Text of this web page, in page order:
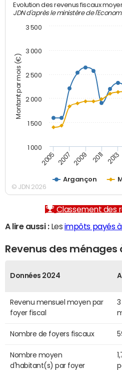
Montant par mois (€)
Evolution des revenus fiscaux
JDN d'après le ministère de
Argançon
2005 2007 2009 2011 2013
1 000
1 500
2 000
2 500
3 000
3 500
© JDN 2026
Classement des
A lire aussi :Les impôts payés
Revenus des ménages
Données 2024
Revenu mensuel moyen par
foyer fiscal
3
Nombre de foyers fiscaux
Nombre moyen
d'habitant(s) par foyer